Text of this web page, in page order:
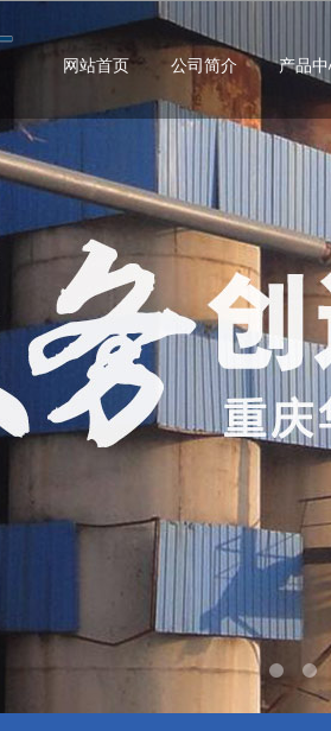
网站首页 公司简介 产品中